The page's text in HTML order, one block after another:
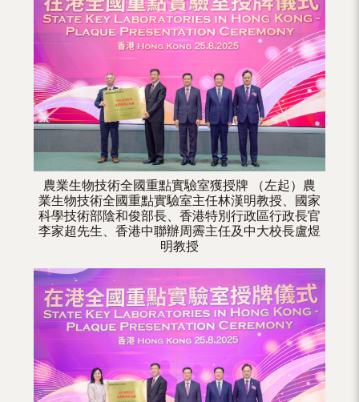
農業生物技術全國重點實驗室獲授牌 （左起）農
業生物技術全國重點實驗室主任林漢明教授、國家
科學技術部陰和俊部長、香港特別行政區行政長官
李家超先生、香港中聯辦周霽主任及中大校長盧煜
明教授